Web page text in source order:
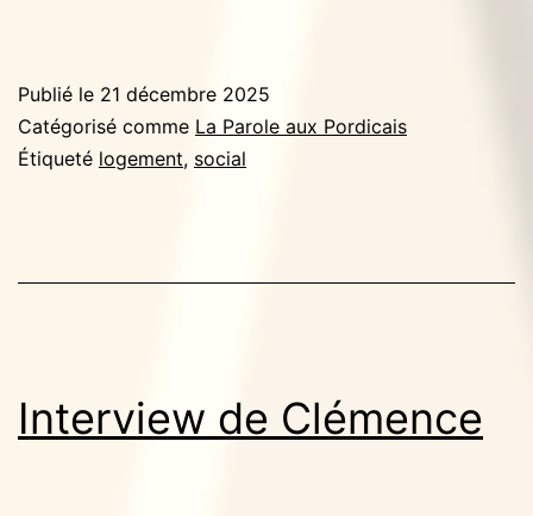
Publié le 21 décembre 2025
Catégorisé comme La Parole aux Pordicais
Étiqueté logement, social
Interview de Clémence